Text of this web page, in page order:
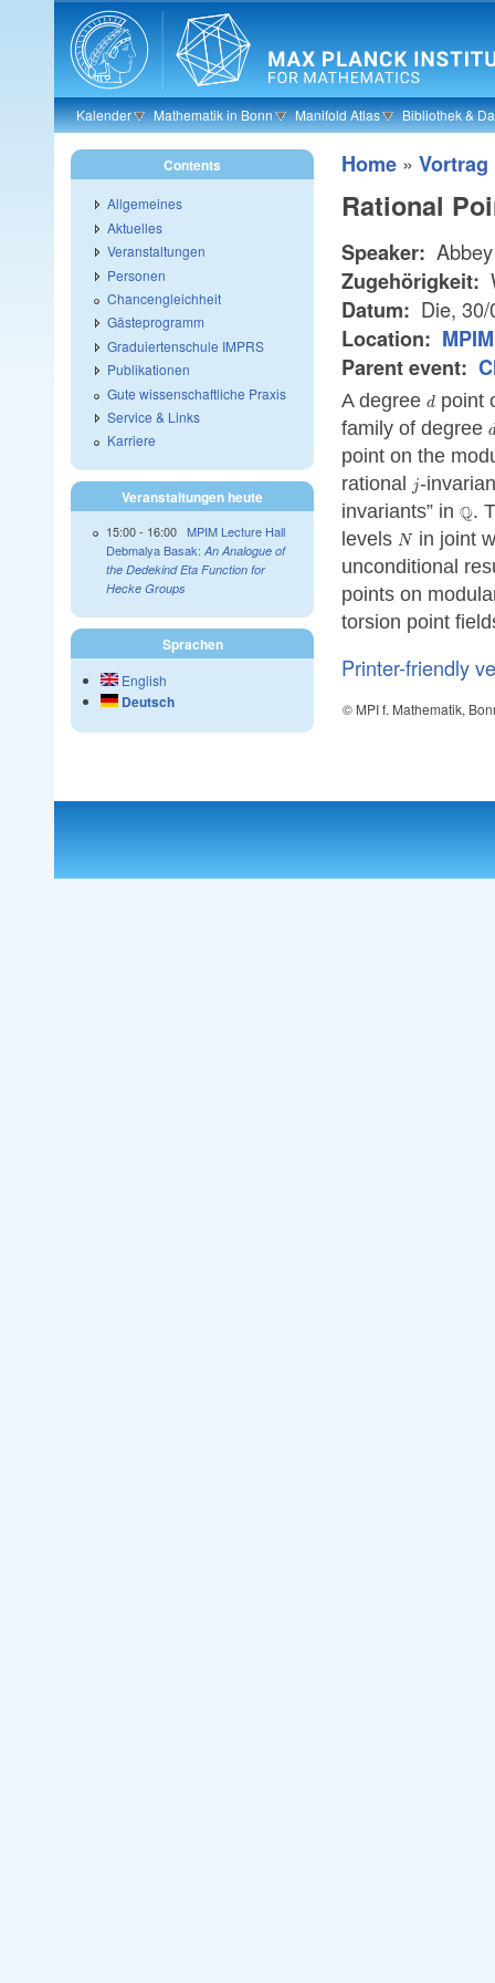
Skip to main content
Kalender Mathematik in Bonn Manifold Atlas Bibliothek &
Home » Vortrag
Rational
Speaker:
Zugehörigkeit:
Datum: Die,
Location:
Parent event:
A degree d
d point
family of degree
point on the
rational j
j-
invariants” in Q.
levels N
Nin joint
unconditional
points on
torsion point
Printer-friendly
© MPI f. Mathematik,
Contents
Allgemeines
Aktuelles
Veranstaltungen
Personen
Chancengleichheit
Gästeprogramm
Graduiertenschule IMPRS
Publikationen
Gute wissenschaftliche Praxis
Service & Links
Karriere
Veranstaltungen heute
15:00- 16:00 MPIM Lecture Hall
Debmalya Basak: An Analogue of
the Dedekind Eta Function for
Hecke Groups
Sprachen
English
Deutsch